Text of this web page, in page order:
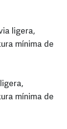
ligera,
mínima de
mínima de